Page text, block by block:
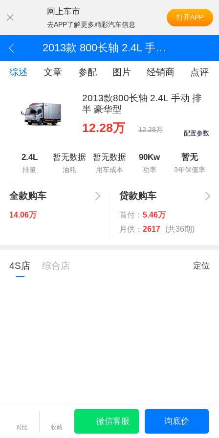
网上车市
去APP了解更多精彩汽车信息
打开APP
2013款 800长轴 2.4L 手动 排半 豪华型
综述 文章 参配 图片 经销商 点评
2013款800长轴 2.4L 手动 排
半 豪华型
12.28万 12.28万 配置参数
2.4L
排量
暂无数据
油耗
暂无数据
用车成本
90Kw
功率
暂无
3年保值率
全款购车
14.06万
贷款购车
首付： 5.46万
月供： 2617 (共36期)
4S店 综合店 定位
对比 收藏
微信客服 询底价